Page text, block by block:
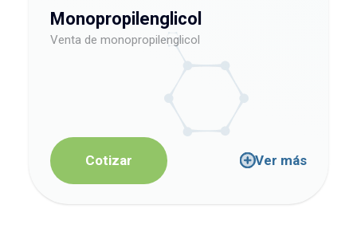
Monopropilenglicol
Venta de monopropilenglicol
Cotizar Ver más